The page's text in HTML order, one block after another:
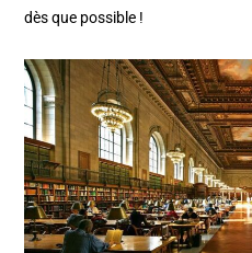
dès que possible !